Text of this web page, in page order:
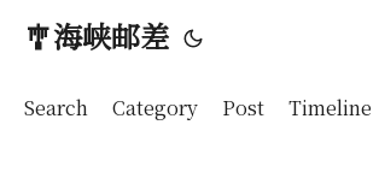
🎐海峡邮差
Search Category Post Timeline